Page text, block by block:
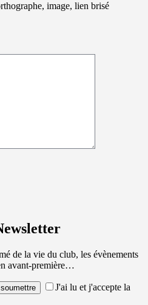
image, lien brisé
de la vie du club, les évènements
avant-première…
J'ai lu et j'accepte la